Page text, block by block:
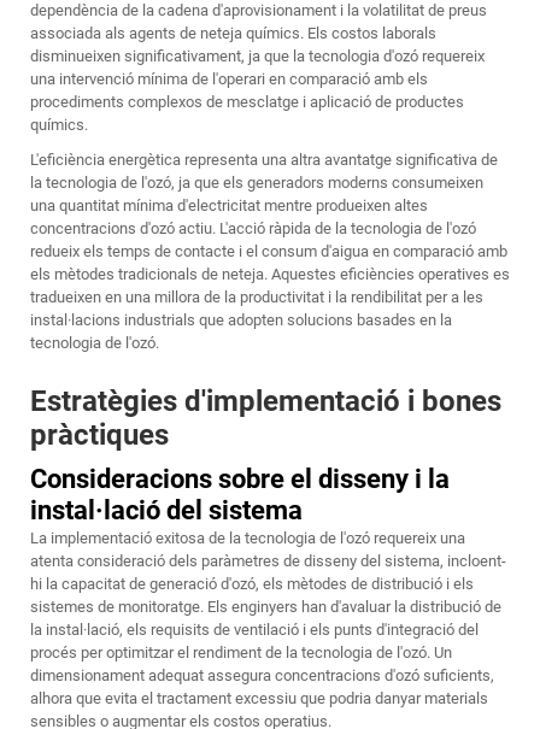
dependència de la cadena d'aprovisionament i la volatilitat de preus
associada als agents de neteja químics. Els costos laborals
disminueixen significativament, ja que la tecnologia d'ozó requereix
una intervenció mínima de l'operari en comparació amb els
procediments complexos de mesclatge i aplicació de productes
químics.
L'eficiència energètica representa una altra avantatge significativa de
la tecnologia de l'ozó, ja que els generadors moderns consumeixen
una quantitat mínima d'electricitat mentre produeixen altes
concentracions d'ozó actiu. L'acció ràpida de la tecnologia de l'ozó
redueix els temps de contacte i el consum d'aigua en comparació amb
els mètodes tradicionals de neteja. Aquestes eficiències operatives es
tradueixen en una millora de la productivitat i la rendibilitat per a les
instal·lacions industrials que adopten solucions basades en la
tecnologia de l'ozó.
Estratègies d'implementació i bones
pràctiques
Consideracions sobre el disseny i la
instal·lació del sistema
La implementació exitosa de la tecnologia de l'ozó requereix una
atenta consideració dels paràmetres de disseny del sistema, incloent-
hi la capacitat de generació d'ozó, els mètodes de distribució i els
sistemes de monitoratge. Els enginyers han d'avaluar la distribució de
la instal·lació, els requisits de ventilació i els punts d'integració del
procés per optimitzar el rendiment de la tecnologia de l'ozó. Un
dimensionament adequat assegura concentracions d'ozó suficients,
alhora que evita el tractament excessiu que podria danyar materials
sensibles o augmentar els costos operatius.